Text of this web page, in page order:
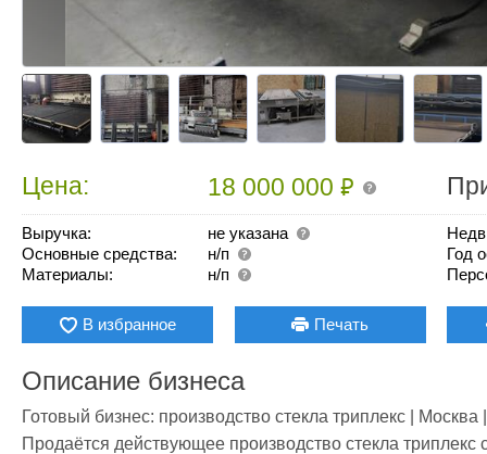
Цена: 18 000 000₽
Выручка:
не указана
Основные средства:
н/п
Материалы:
н/п
Год
В избранное Печать
Описание бизнеса
Готовый бизнес: производство стекла триплекс |
Продаётся действующее производство стекла